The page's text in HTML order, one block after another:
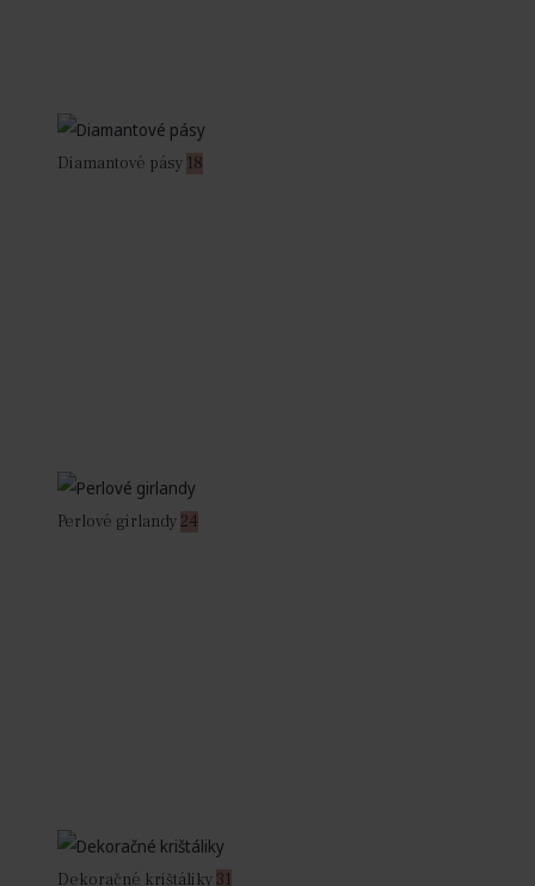
Diamantové pásy 18
Perlové girlandy24
Dekoračné krištáliky 31